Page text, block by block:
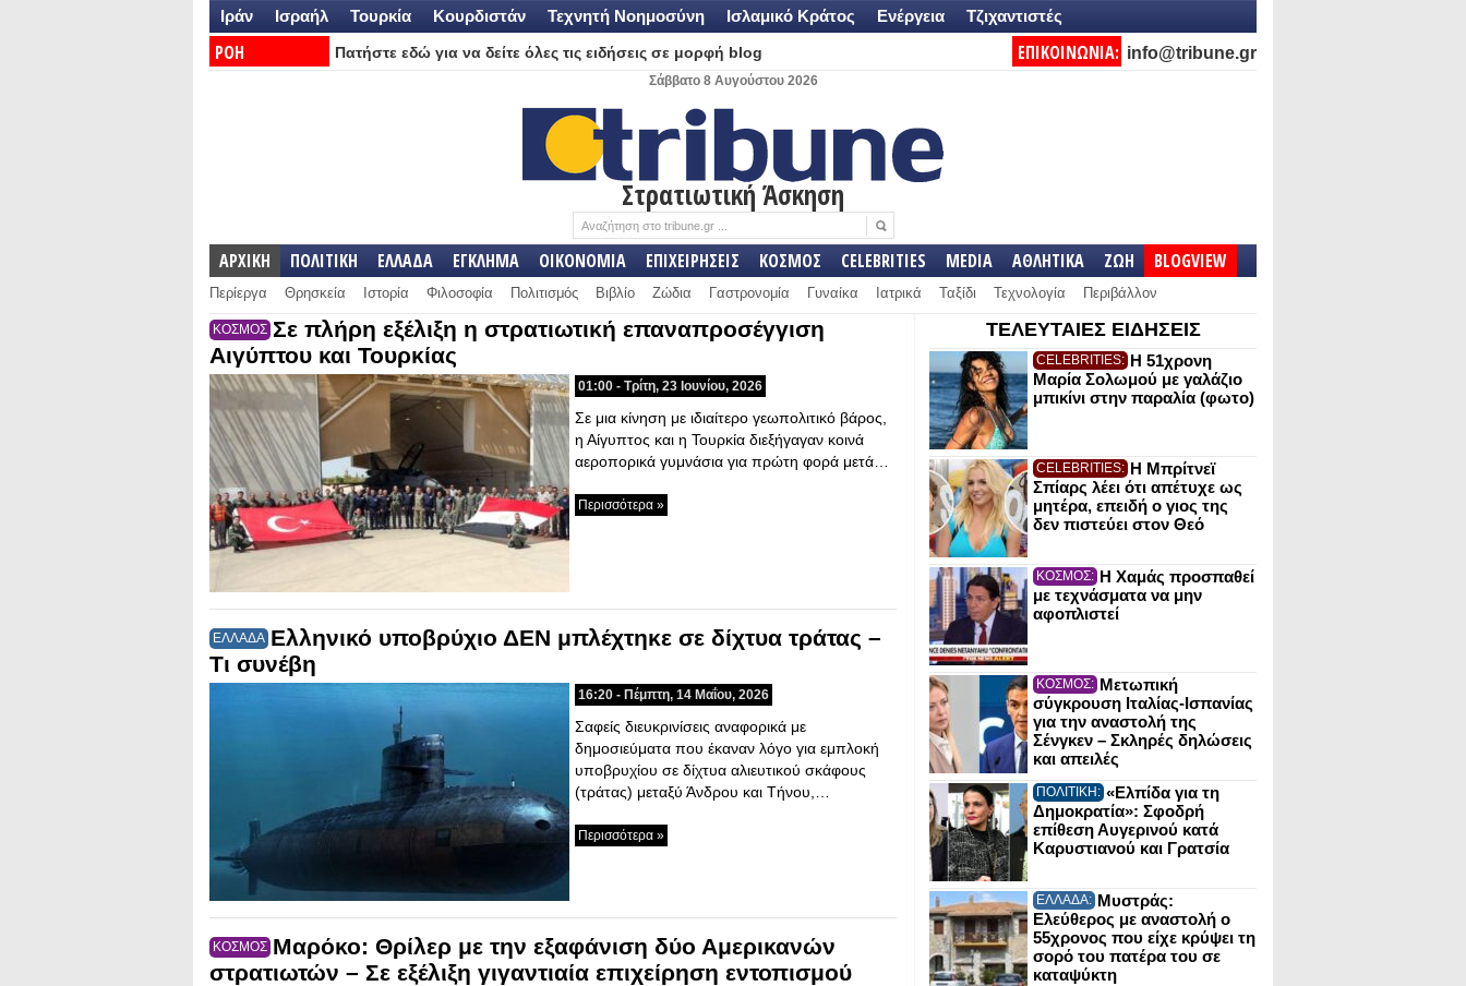
Ιράν Ισραήλ Τουρκία Κουρδιστάν Τεχνητή Νοημοσύνη Ισλαμικό Κράτος Ενέργεια Τζιχαντιστές
ΡΟΗ
Πατήστε εδώ για να δείτε όλες τις ειδήσεις σε μορφή blog ΕΠΙΚΟΙΝΩΝΙΑ: info@tribune.gr
Σάββατο 8 Αυγούστου 2026
Στρατιωτική Άσκηση
ΑΡΧΙΚΗ ΠΟΛΙΤΙΚΗ ΕΛΛΑΔΑ ΕΓΚΛΗΜΑ ΟΙΚΟΝΟΜΙΑ ΕΠΙΧΕΙΡΗΣΕΙΣ ΚΟΣΜΟΣ CELEBRITIES MEDIA ΑΘΛΗΤΙΚΑ ΖΩΗ BLOGVIEW
Περίεργα Θρησκεία Ιστορία Φιλοσοφία Πολιτισμός Βιβλίο Ζώδια Γαστρονομία Γυναίκα Ιατρικά Ταξίδι Τεχνολογία Περιβάλλον
ΚΟΣΜΟΣ Σε πλήρη εξέλιξη η στρατιωτική επαναπροσέγγιση
Αιγύπτου και Τουρκίας
01:00 - Τρίτη, 23 Ιουνίου, 2026
Σε μια κίνηση με ιδιαίτερο γεωπολιτικό βάρος,
η Αίγυπτος και η Τουρκία διεξήγαγαν κοινά
αεροπορικά γυμνάσια για πρώτη φορά μετά…
Περισσότερα »
ΕΛΛΑΔΑ Ελληνικό υποβρύχιο ΔΕΝ μπλέχτηκε σε δίχτυα τράτας –
Τι συνέβη
16:20 - Πέμπτη, 14 Μαΐου, 2026
Σαφείς διευκρινίσεις αναφορικά με
δημοσιεύματα που έκαναν λόγο για εμπλοκή
υποβρυχίου σε δίχτυα αλιευτικού σκάφους
(τράτας) μεταξύ Άνδρου και Τήνου,…
Περισσότερα »
ΚΟΣΜΟΣ Μαρόκο: Θρίλερ με την εξαφάνιση δύο Αμερικανών
στρατιωτών – Σε εξέλιξη γιγαντιαία επιχείρηση εντοπισμού
ΤΕΛΕΥΤΑΙΕΣ ΕΙΔΗΣΕΙΣ
CELEBRITIES: Η 51χρονη
Μαρία Σολωμού με γαλάζιο
μπικίνι στην παραλία (φωτο)
CELEBRITIES: Η Μπρίτνεϊ
Σπίαρς λέει ότι απέτυχε ως
μητέρα, επειδή ο γιος της
δεν πιστεύει στον Θεό
ΚΟΣΜΟΣ: Η Χαμάς προσπαθεί
με τεχνάσματα να μην
αφοπλιστεί
ΚΟΣΜΟΣ: Μετωπική
σύγκρουση Ιταλίας-Ισπανίας
για την αναστολή της
Σένγκεν – Σκληρές δηλώσεις
και απειλές
ΠΟΛΙΤΙΚΗ: «Ελπίδα για τη
Δημοκρατία»: Σφοδρή
επίθεση Αυγερινού κατά
Καρυστιανού και Γρατσία
ΕΛΛΑΔΑ: Μυστράς:
Ελεύθερος με αναστολή ο
55χρονος που είχε κρύψει τη
σορό του πατέρα του σε
καταψύκτη